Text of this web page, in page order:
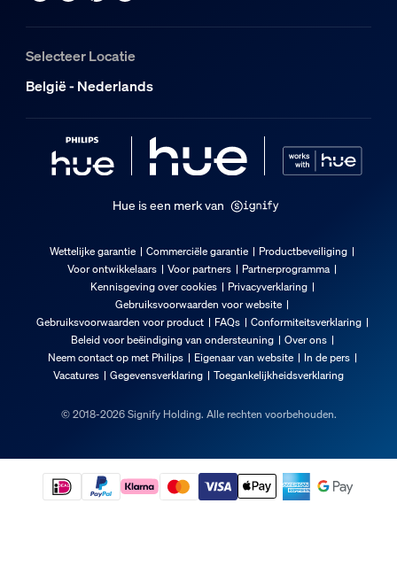
Selecteer Locatie
België - Nederlands
Hue is een merk van
Wettelijke garantie Commerciële garantie
Productbeveiliging
Voor ontwikkelaars
Voor partners
Partnerprogramma
Kennisgeving over cookies
Privacyverklaring
Gebruiksvoorwaarden voor website
Gebruiksvoorwaarden voor product
FAQs
Conformiteitsverklaring
Beleid voor beëindiging van ondersteuning
Over ons
Neem contact op met Philips
Eigenaar van website
In de pers
Vacatures
Gegevensverklaring Toegankelijkheidsverklaring
© 2018-2026 Signify Holding. Alle rechten voorbehouden.